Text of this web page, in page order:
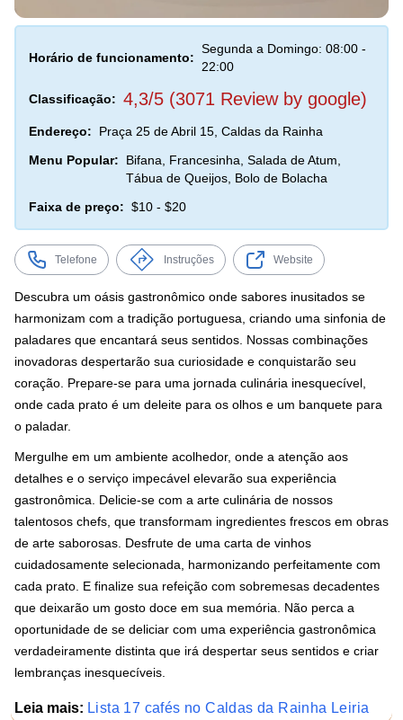
Horário de funcionamento:
Segunda a Domingo: 08:00 -
22:00
Classificação: 4,3/5 (3071 Review by google)
Endereço:
Praça 25 de Abril 15, Caldas da Rainha
Menu Popular:
Bifana, Francesinha, Salada de Atum,
Tábua de Queijos, Bolo de Bolacha
Faixa de preço: $10 - $20
Telefone Instruções Website
Descubra um oásis gastronômico onde sabores inusitados se
harmonizam com a tradição portuguesa, criando uma sinfonia de
paladares que encantará seus sentidos. Nossas combinações
inovadoras despertarão sua curiosidade e conquistarão seu
coração. Prepare-se para uma jornada culinária inesquecível,
onde cada prato é um deleite para os olhos e um banquete para
o paladar.
Mergulhe em um ambiente acolhedor, onde a atenção aos
detalhes e o serviço impecável elevarão sua experiência
gastronômica. Delicie-se com a arte culinária de nossos
talentosos chefs, que transformam ingredientes frescos em obras
de arte saborosas. Desfrute de uma carta de vinhos
cuidadosamente selecionada, harmonizando perfeitamente com
cada prato. E finalize sua refeição com sobremesas decadentes
que deixarão um gosto doce em sua memória. Não perca a
oportunidade de se deliciar com uma experiência gastronômica
verdadeiramente distinta que irá despertar seus sentidos e criar
lembranças inesquecíveis.
Leia mais: Lista 17 cafés no Caldas da Rainha Leiria